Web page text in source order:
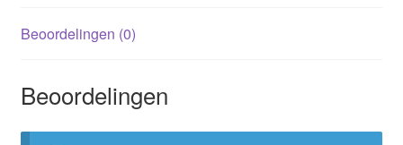
Beoordelingen (0)
Beoordelingen